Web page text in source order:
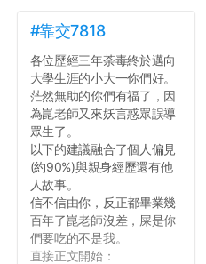
#靠交7818
各位歷經三年荼毒終於邁向
大學生涯的小大一你們好。
茫然無助的你們有福了，因
為崑老師又來妖言惑眾誤導
眾生了。
以下的建議融合了個人偏見
(約90%)與親身經歷還有他
人故事。
信不信由你，反正都畢業幾
百年了崑老師沒差，屎是你
們要吃的不是我。
直接正文開始：